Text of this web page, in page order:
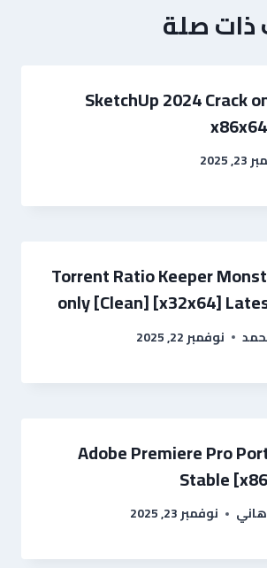
صلة
SketchUp 2024 Crack
2025
Torrent Ratio Keeper
only [Clean] [x32x64]
نوفمبر 22, 2025
Adobe Premiere Pro
Stable
نوفمبر 23, 2025